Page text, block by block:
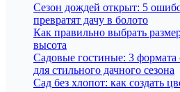
Сезон дождей открыт: 5
превратят дачу в болото
Как правильно выбрать
высота
Садовые гостиные: 3 формата
для стильного дачного сезона
Сад без хлопот: как создать